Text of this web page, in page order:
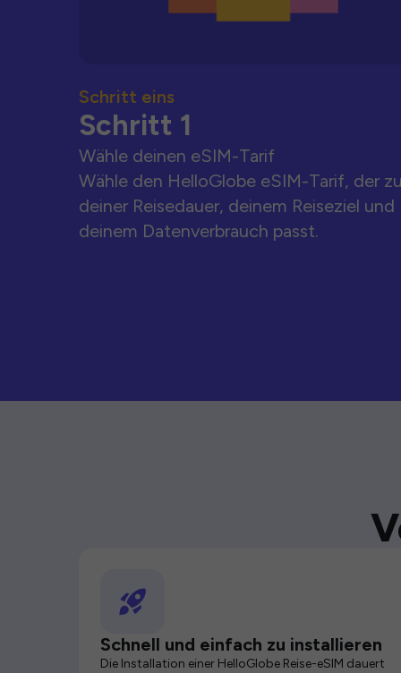
Schritt eins
Schritt 1
Wähle deinen eSIM-Tarif
Wähle den HelloGlobe eSIM-Tarif, der
deiner Reisedauer, deinem Reiseziel und
deinem Datenverbrauch passt.
Schnell und einfach zu installieren
Die Installation einer HelloGlobe Reise-eSIM dauert